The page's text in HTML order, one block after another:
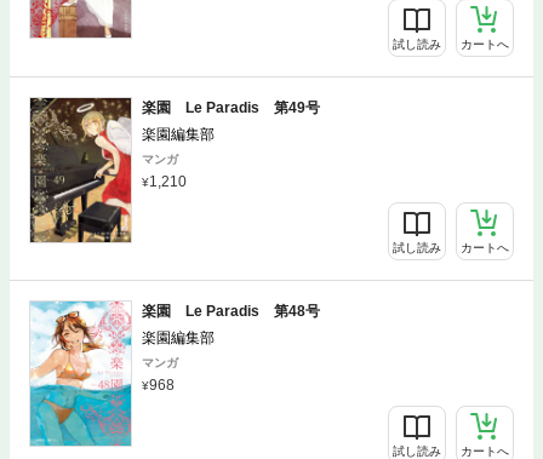
試し読み カートへ
楽園 Le Paradis 第49号
楽園編集部
マンガ
1,210
試し読み カートへ
楽園 Le Paradis 第48号
楽園編集部
マンガ
968
試し読み カートへ